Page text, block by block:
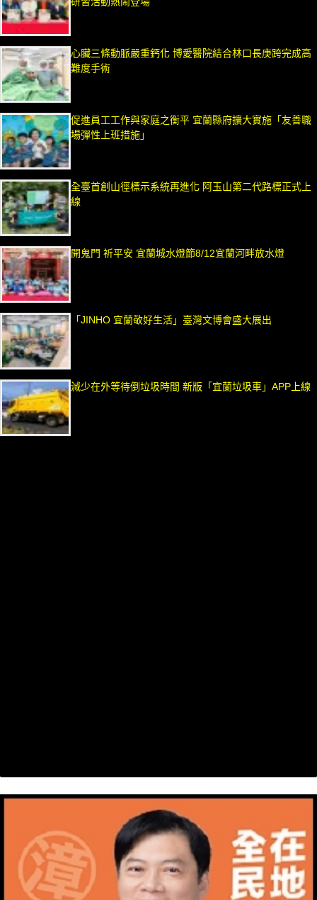
心臟三條動脈嚴重鈣化 博愛醫院結合林口長庚跨完成高
難度手術
促進員工工作與家庭之衡平 宜蘭縣府擴大實施「友善職
場彈性上班措施」
全臺首創山徑標示系統再進化 阿玉山第二代路標正式上
線
開鬼門 祈平安 宜蘭城水燈節8/12宜蘭河畔放水燈
「JINHO 宜蘭敬好生活」臺灣文博會盛大展出
減少在外等待倒垃圾時間 新版「宜蘭垃圾車」APP上線